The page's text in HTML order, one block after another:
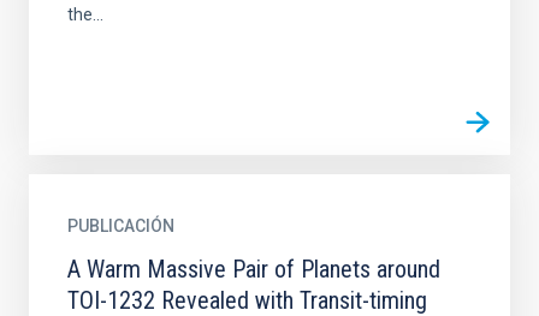
the...
PUBLICACIÓN
A Warm Massive Pair of Planets around
TOI-1232 Revealed with Transit-timing